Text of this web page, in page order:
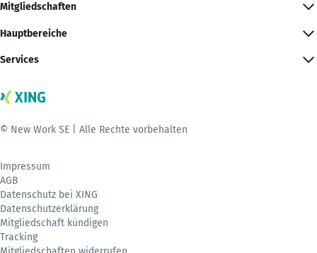
Mitgliedschaften
Hauptbereiche
Services
© New Work SE | Alle Rechte vorbehalten
Impressum
AGB
Datenschutz bei XING
Datenschutzerklärung
Mitgliedschaft kündigen
Tracking